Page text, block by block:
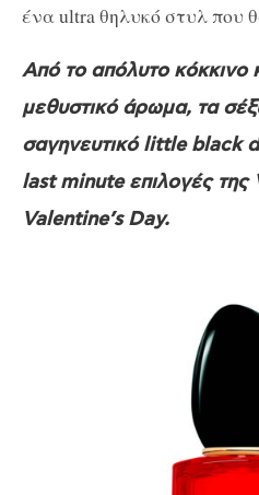
ένα ultra θηλυκό στυλ που
Από το απόλυτο κόκκινο
μεθυστικό άρωμα, τα
σαγηνευτικό little black
last minute επιλογές της
Valentine’s Day.